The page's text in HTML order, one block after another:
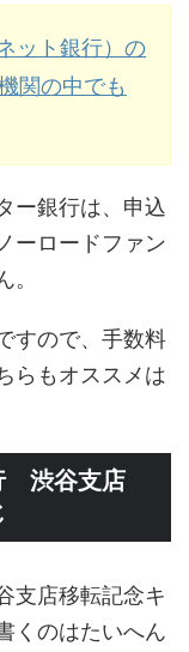
ット銀行）の
関の中でも
ー銀行は、申込
ーロードファン
すので、手数料
らもオススメは
渋谷支店
支店移転記念キ
くのはたいへん